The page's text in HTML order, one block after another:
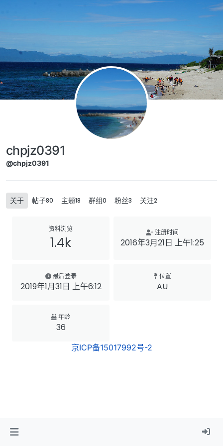
chpjz0391
@chpjz0391
关于 帖子80 主题18 群组0 粉丝3 关注2
资料浏览
1.4k
注册时间
2016年3月21日 上午1:25
最后登录
2019年1月31日 上午6:12
位置
AU
年龄
36
京ICP备15017992号-2